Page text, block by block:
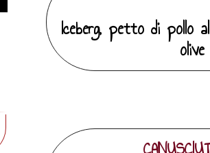
Iceberg, petto di pollo